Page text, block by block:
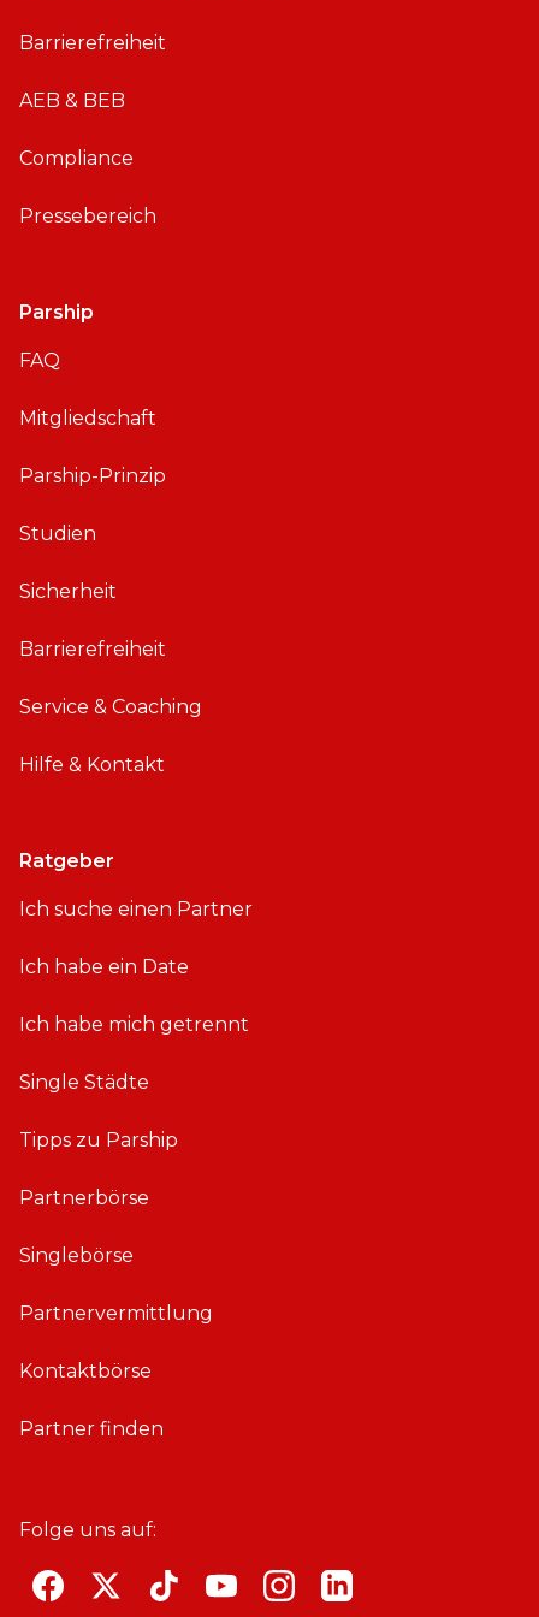
Barrierefreiheit
AEB & BEB
Compliance
Pressebereich
Parship
FAQ
Mitgliedschaft
Parship-Prinzip
Studien
Sicherheit
Barrierefreiheit
Service & Coaching
Hilfe & Kontakt
Ratgeber
Ich suche einen Partner
Ich habe ein Date
Ich habe mich getrennt
Single Städte
Tipps zu Parship
Partnerbörse
Singlebörse
Partnervermittlung
Kontaktbörse
Partner finden
Folge uns auf:
F
T
T
Y
i
L